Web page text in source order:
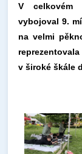
V celkovém
vybojoval 9.
na velmi
v široké škále